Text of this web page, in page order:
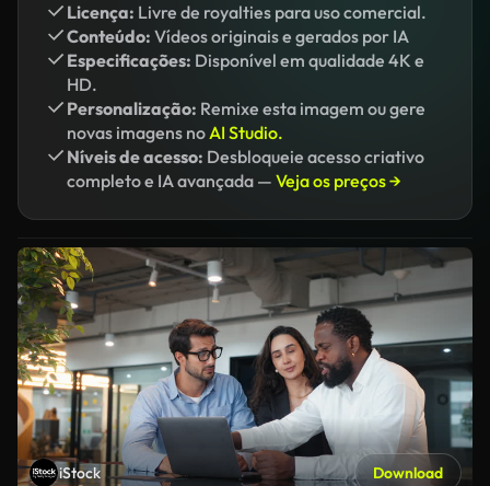
Licença: Livre de royalties para uso comercial.
Conteúdo: Vídeos originais e gerados por IA
Especificações: Disponível em qualidade 4K e
HD.
Personalização: Remixe esta imagem ou gere
novas imagens noAI Studio.
Níveis de acesso: Desbloqueie acesso criativo
completo e IA avançada — Veja os preços →
iStock Download